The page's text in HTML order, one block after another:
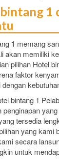
1
1 memang
akan memiliki
pilihan Hotel
faktor
bintang 1
tersedia
yang kami
secara
untuk